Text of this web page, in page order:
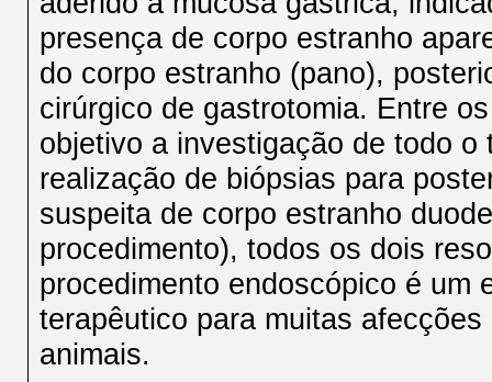
presença de corpo estranho
do corpo estranho (pano),
cirúrgico de gastrotomia. Entre
objetivo a investigação de todo
realização de biópsias para
suspeita de corpo estranho
procedimento), todos os dois
procedimento endoscópico é um
terapêutico para muitas
animais.